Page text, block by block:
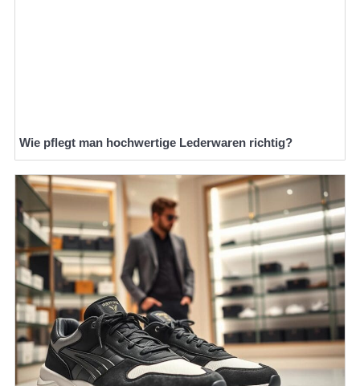
Wie pflegt man hochwertige Lederwaren richtig?